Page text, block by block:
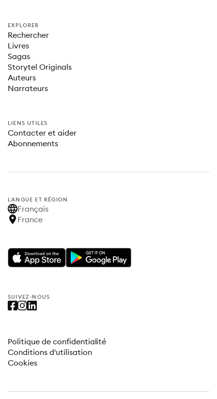
EXPLORER
Rechercher
Livres
Sagas
Storytel Originals
Auteurs
Narrateurs
LIENS UTILES
Contacter et aider
Abonnements
LANGUE ET RÉGION
Français
France
SUIVEZ-NOUS
Politique de confidentialité
Conditions d'utilisation
Cookies